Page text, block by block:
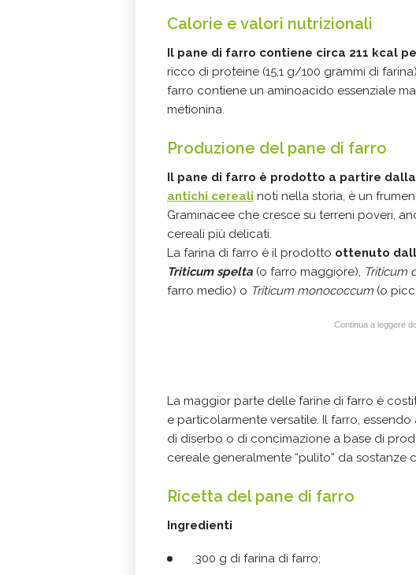
Calorie e valori nutrizionali
Il pane di farro contiene circa 211 kcal
ricco di proteine (15,1 g/100 grammi di
farro contiene un aminoacido essenziale
metionina.
Produzione del pane di farro
Il pane di farro è prodotto a partire
antichi cereali noti nella storia, è un
Graminacee che cresce su terreni poveri,
cereali più delicati.
La farina di farro è il prodotto ottenuto
Triticum spelta (o farro maggiore), Triticum
farro medio) o Triticum monococcum (o
Continua a leggere
La maggior parte delle farine di farro è
e particolarmente versatile. Il farro,
di diserbo o di concimazione a base di
cereale generalmente “pulito” da sostanze
Ricetta del pane di farro
Ingredienti
300 g di farina di farro;